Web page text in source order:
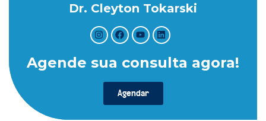
Dr. Cleyton Tokarski
Agende sua consulta agora!
Agendar